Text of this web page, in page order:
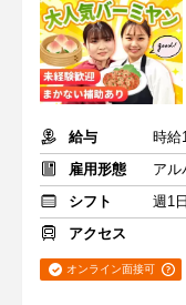
給与
時給
雇用形態
アル
シフト
週1
アクセス
オンライン面接可